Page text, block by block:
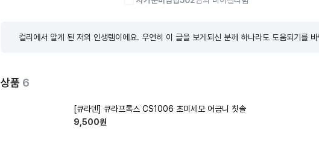
컬리에서 알게 된 저의 인생템이에요. 우연히 이 글을 보게되신 분께 하나라도 도움되기를
상품 6
[큐라덴] 큐라프록스 CS1006 초미세모 어금니 칫솔
9,500원